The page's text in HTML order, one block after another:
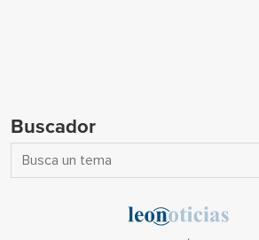
Buscador